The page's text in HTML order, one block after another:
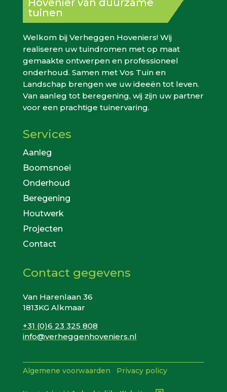
Hovenier van duurzame
tuinen
Welkom bij Verheggen Hoveniers! Wij
realiseren uw tuindromen met op maat
gemaakte ontwerpen en professioneel
onderhoud. Samen met Vos Tuin en
Landschap brengen we uw ideeën tot leven.
Van aanleg tot beregening, wij zijn uw partner
voor een prachtige tuinervaring.
Services
Aanleg
Boomsnoei
Onderhoud
Beregening
Houtwerk
Projecten
Contact
Contact gegevens
Van Harenlaan 36
1813KG Alkmaar
+31 (0)6 23 325 808
info@verheggenhoveniers.nl
Algemene voorwaarden Privacy policy